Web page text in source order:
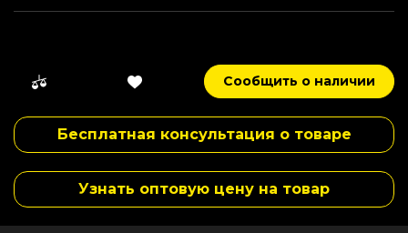
Вес -
250 г
Табачный лист
Нарезка -
Средняя
Крепость -
Средний
Дымность -
Высокая
Упаковка -
Банка
Мята -
Не мятный
Сообщить о наличии
Бесплатная консультация о товаре
Узнать оптовую цену на товар